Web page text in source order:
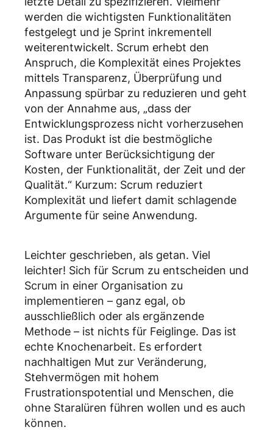
werden die wichtigsten Funktionalitäten
festgelegt und je Sprint inkrementell
weiterentwickelt. Scrum erhebt den
Anspruch, die Komplexität eines Projektes
mittels Transparenz, Überprüfung und
Anpassung spürbar zu reduzieren und geht
von der Annahme aus, „dass der
Entwicklungsprozess nicht vorherzusehen
ist. Das Produkt ist die bestmögliche
Software unter Berücksichtigung der
Kosten, der Funktionalität, der Zeit und der
Qualität.“ Kurzum: Scrum reduziert
Komplexität und liefert damit schlagende
Argumente für seine Anwendung.
Leichter geschrieben, als getan. Viel
leichter! Sich für Scrum zu entscheiden und
Scrum in einer Organisation zu
implementieren – ganz egal, ob
ausschließlich oder als ergänzende
Methode – ist nichts für Feiglinge. Das ist
echte Knochenarbeit. Es erfordert
nachhaltigen Mut zur Veränderung,
Stehvermögen mit hohem
Frustrationspotential und Menschen, die
ohne Staralüren führen wollen und es auch
können.